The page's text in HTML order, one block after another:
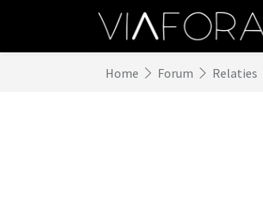
Home Forum Relaties